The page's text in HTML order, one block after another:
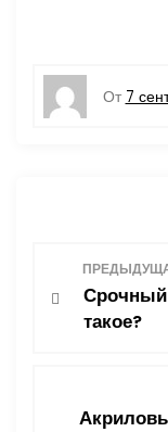
От 7
Срочный
такое?